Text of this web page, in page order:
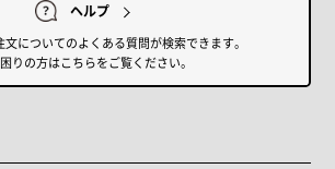
ヘルプ
文についてのよくある質問が検索できます。
りの方はこちらをご覧ください。